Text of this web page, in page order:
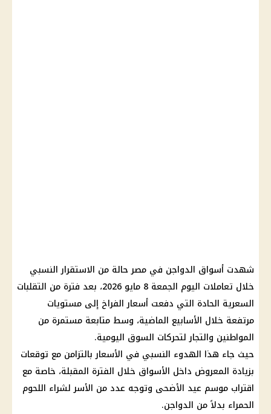
شهدت أسواق الدواجن في مصر حالة من الاستقرار النسبي
خلال تعاملات اليوم الجمعة 8 مايو 2026، بعد فترة من التقلبات
السعرية الحادة التي دفعت أسعار الفراخ إلى مستويات
مرتفعة خلال الأسابيع الماضية، وسط متابعة مستمرة من
المواطنين والتجار لتحركات السوق اليومية.
حيث جاء هذا الهدوء النسبي في الأسعار بالتزامن مع توقعات
بزيادة المعروض داخل الأسواق خلال الفترة المقبلة، خاصة مع
اقتراب موسم عيد الأضحى وتوجه عدد من الأسر لشراء اللحوم
الحمراء بدلاً من الدواجن.